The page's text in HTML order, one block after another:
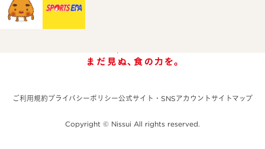
ご利用規約プライバシーポリシー公式サイト・SNSアカウント サイトマップ
Copyright © Nissui All rights reserved.